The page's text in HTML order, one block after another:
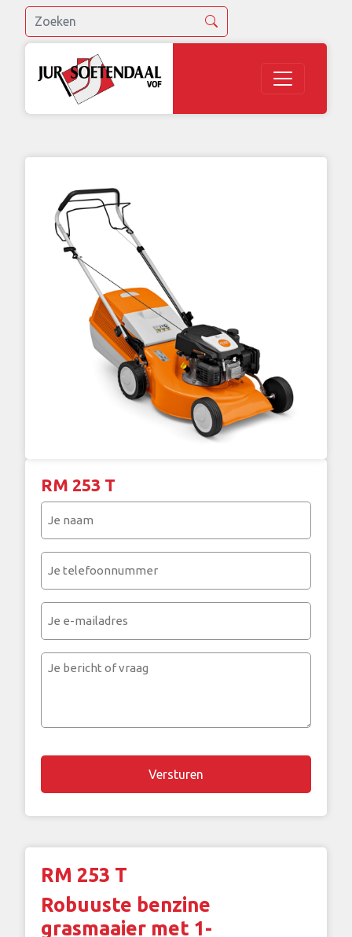
RM 253 T
(Vereist)
(Vereist)
mailadres
Je
Chapta
RM 253 T
Robuuste benzine
grasmaaier met 1-